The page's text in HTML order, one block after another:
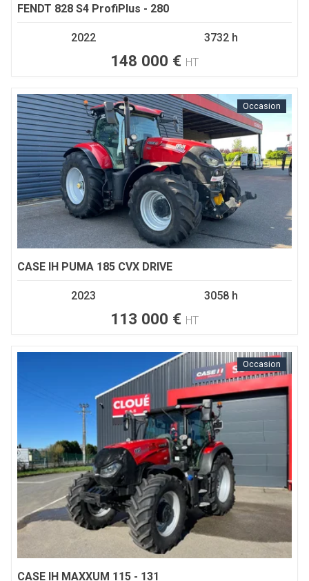
FENDT 828 S4 ProfiPlus - 280
2022 3732 h
148 000 € HT
Occasion
CASE IH PUMA 185 CVX DRIVE
2023 3058 h
113 000 € HT
Occasion
CASE IH MAXXUM 115 - 131